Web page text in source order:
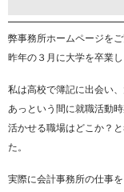
弊事務所ホームページを
昨年の３月に大学を卒業
私は高校で簿記に出会い
あっという間に就職活動
活かせる職場はどこか？
た。
実際に会計事務所の仕事